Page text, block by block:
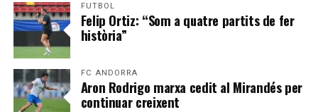
FUTBOL
Felip Ortiz: “Som a quatre partits de fer
història”
FC ANDORRA
Aron Rodrigo marxa cedit al Mirandés per
continuar creixent